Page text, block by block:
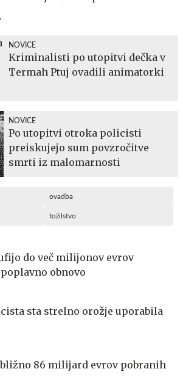
NOVICE
Kriminalisti po utopitvi dečka v
Termah Ptuj ovadili animatorki
NOVICE
Po utopitvi otroka policisti
preiskujejo sum povzročitve
smrti iz malomarnosti
ovadba
tožilstvo
do več milijonov evrov
obnovo
sta strelno orožje uporabila
86 milijard evrov pobranih